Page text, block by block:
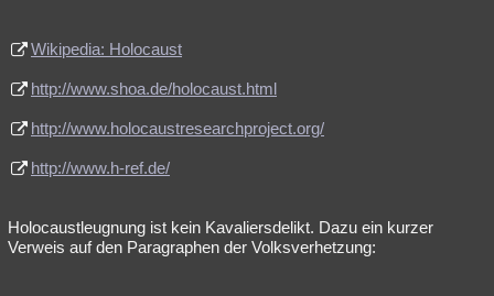
Wikipedia: Holocaust
http://www.shoa.de/holocaust.html
http://www.holocaustresearchproject.org/
http://www.h-ref.de/
Holocaustleugnung ist kein Kavaliersdelikt. Dazu ein kurzer
Verweis auf den Paragraphen der Volksverhetzung: